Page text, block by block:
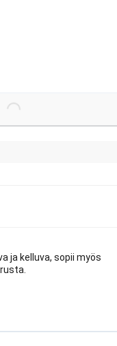
ja kelluva, sopii myös